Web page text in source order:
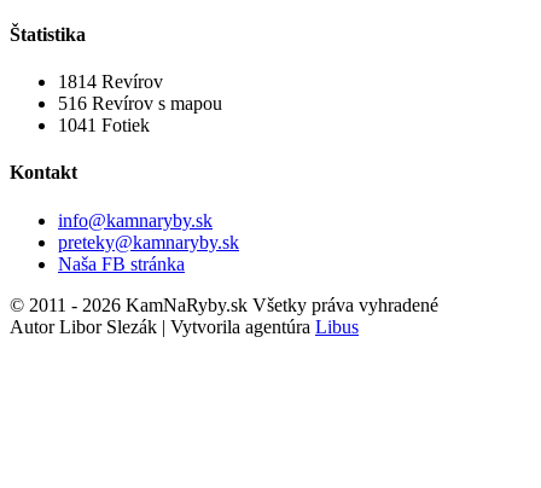
Štatistika
1814 Revírov
516 Revírov s mapou
1041 Fotiek
Kontakt
info@kamnaryby.sk
preteky@kamnaryby.sk
Naša FB stránka
© 2011 - 2026 KamNaRyby.sk Všetky práva vyhradené
Autor Libor Slezák | Vytvorila agentúra Libus